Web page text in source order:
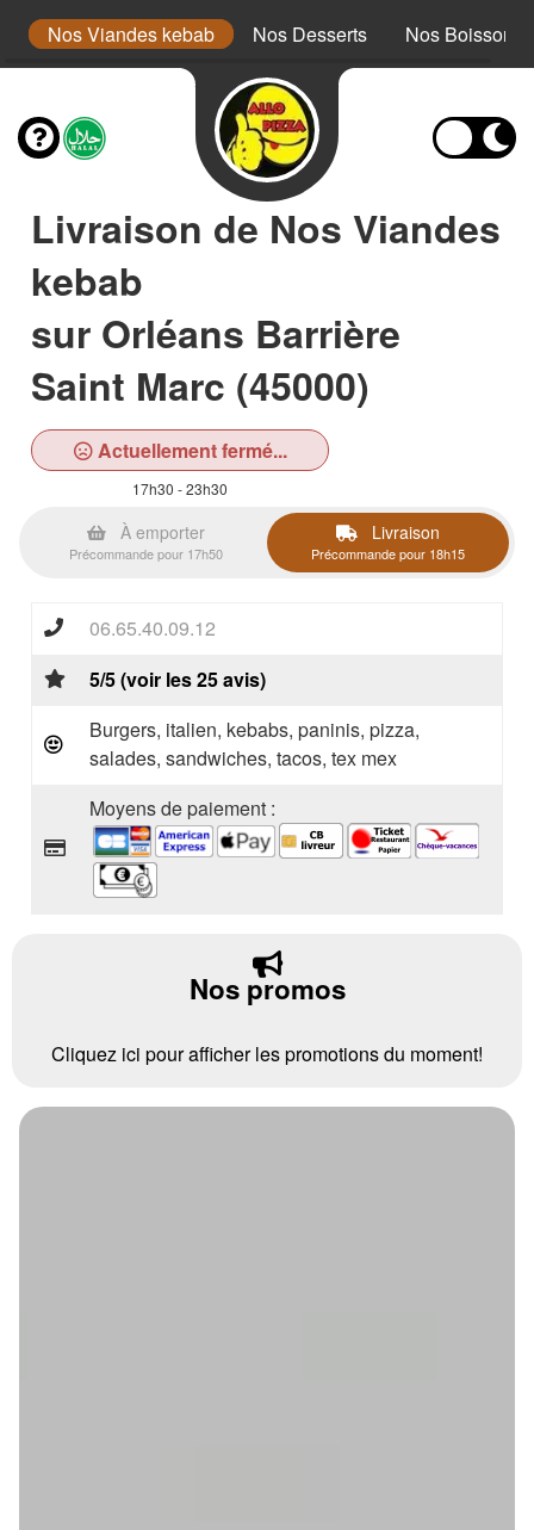
Nos Viandes kebab Nos Desserts Nos Boissons
Livraison de Nos Viandes
kebab
sur Orléans Barrière
Saint Marc (45000)
Actuellement fermé...
17h30 - 23h30
À emporter
Précommande pour 17h50
Livraison
Précommande pour 18h15
06.65.40.09.12
5/5 (voir les 25 avis)
Burgers, italien, kebabs, paninis, pizza,
salades, sandwiches, tacos, tex mex
Moyens de paiement :
Nos promos
Cliquez ici pour afficher les promotions du moment!